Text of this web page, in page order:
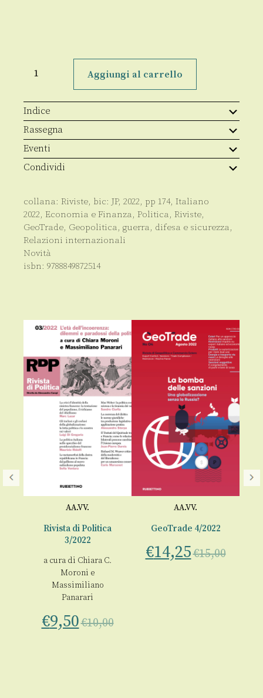
3/2022
Aggiungi al carrello
Indice
Rassegna
Eventi
Condividi
collana: Riviste, bic: JP, 2022, pp 174, Italiano
2022, Economia e Finanza, Politica, Riviste,
GeoTrade, Geopolitica, guerra, difesa e sicurezza,
Relazioni internazionali
Novità
isbn: 9788849872514
AA.VV.
Rivista di Politica
3/2022
a cura di Chiara C.
Moroni e
Massimiliano
Panarari
€9,50€10,00
AA.VV.
GeoTrade 4/2022
€14,25€15,00